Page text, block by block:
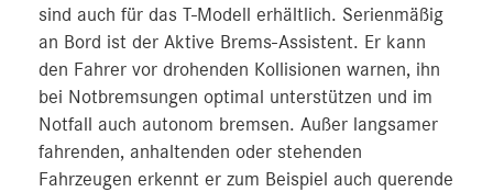
sind auch für das T-Modell erhältlich. Serienmäßig
an Bord ist der Aktive Brems-Assistent. Er kann
den Fahrer vor drohenden Kollisionen warnen, ihn
bei Notbremsungen optimal unterstützen und im
Notfall auch autonom bremsen. Außer langsamer
fahrenden, anhaltenden oder stehenden
Fahrzeugen erkennt er zum Beispiel auch querende